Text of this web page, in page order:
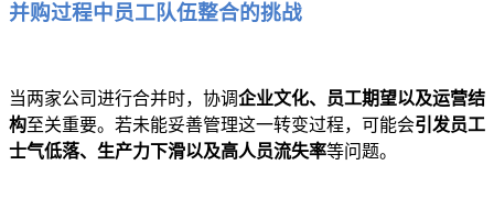
并购过程中员工队伍整合的挑战
当两家公司进行合并时，协调企业文化、员工期望以及运营结
构至关重要。若未能妥善管理这一转变过程，可能会引发员工
士气低落、生产力下滑以及高人员流失率等问题。